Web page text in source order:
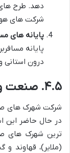
دهد. طرح
شرکت های
پایانه های
پایانه
درون استانی
۴.۵. صنعت و شهرک های صنعتی
ترین شهرک های
(ملایر)، قهاوند